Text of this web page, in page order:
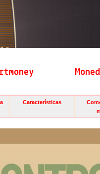
Características